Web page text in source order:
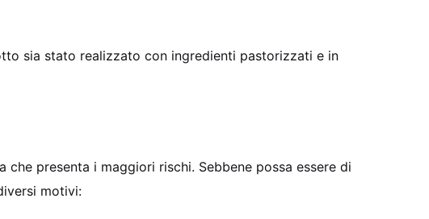
sia stato realizzato con ingredienti pastorizzati e in
presenta i maggiori rischi. Sebbene possa essere di
motivi: